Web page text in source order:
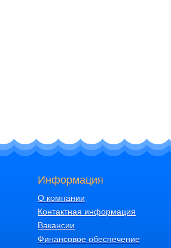
Информация
О компании
Контактная информация
Вакансии
Финансовое обеспечение